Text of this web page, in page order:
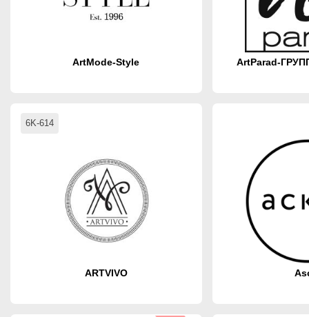
ArtMode-Style ArtParad-
6K-614
ARTVIVO